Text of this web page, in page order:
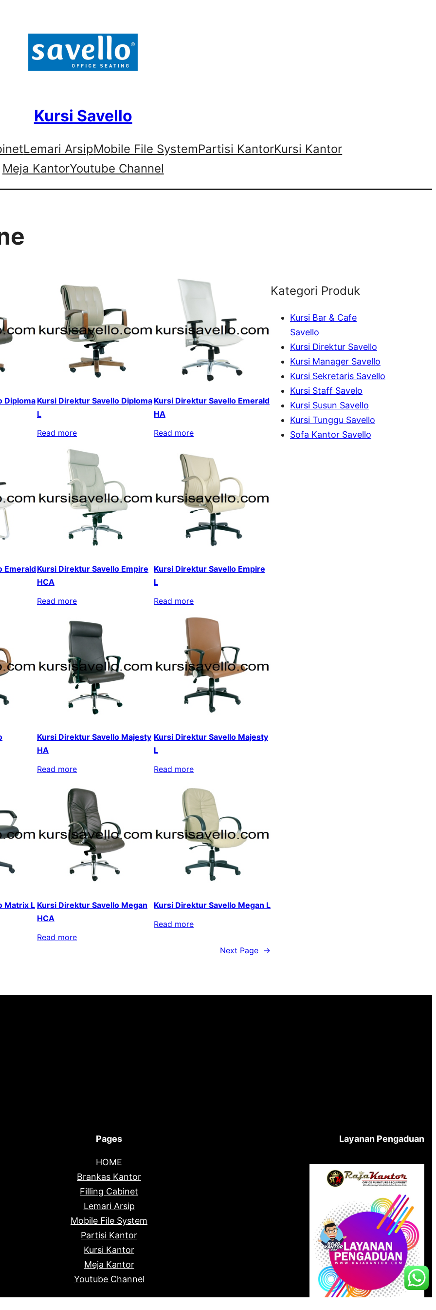
Kursi Savello
Lemari ArsipMobile File SystemPartisi KantorKursi Kantor
Meja KantorYoutube Channel
DiplomaKursi Direktur Savello Diploma
L
Read more
Kursi Direktur Savello Emerald
HA
Read more
EmeraldKursi Direktur Savello Empire
HCA
Read more
Kursi Direktur Savello Empire
L
Read more
Kursi Direktur Savello Majesty
HA
Read more
Kursi Direktur Savello Majesty
L
Read more
Matrix L Kursi Direktur Savello Megan
HCA
Read more
Kursi Direktur Savello Megan L
Read more
Next Page →
Kategori Produk
Kursi Bar & Cafe
Savello
Kursi Direktur Savello
Kursi Manager Savello
Kursi Sekretaris Savello
Kursi Staff Savelo
Kursi Susun Savello
Kursi Tunggu Savello
Sofa Kantor Savello
Pages
HOME
Brankas Kantor
Filling Cabinet
Lemari Arsip
Mobile File System
Partisi Kantor
Kursi Kantor
Meja Kantor
Youtube Channel
Layanan Pengaduan